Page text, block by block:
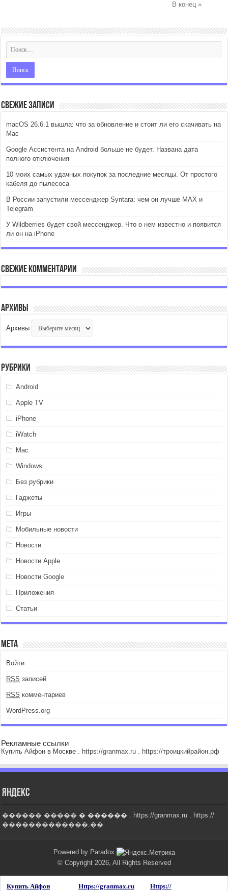
В конец »
Свежие записи
macOS 26.6.1 вышла: что за обновление и стоит ли его скачивать на
Mac
Google Ассистента на Android больше не будет. Названа дата
полного отключения
10 моих самых удачных покупок за последние месяцы. От простого
кабеля до пылесоса
В России запустили мессенджер Syntara: чем он лучше MAX и
Telegram
У Wildberries будет свой мессенджер. Что о нем известно и появится
ли он на iPhone
Свежие комментарии
Архивы
Архивы
Рубрики
Android
Apple TV
iPhone
iWatch
Mac
Windows
Без рубрики
Гаджеты
Игры
Мобильные новости
Новости
Новости Apple
Новости Google
Приложения
Статьи
Мета
Войти
RSS записей
RSS комментариев
WordPress.org
Рекламные ссылки
Купить Айфон в Москве . https://granmax.ru . https://троицкийрайон.рф
Яндекс
������ ����� � ������ . https://granmax.ru . https://
�������������.��
Powered by Paradox
© Copyright 2026, All Rights Reserved
Купить Айфон Https://granmax.ru
Https://